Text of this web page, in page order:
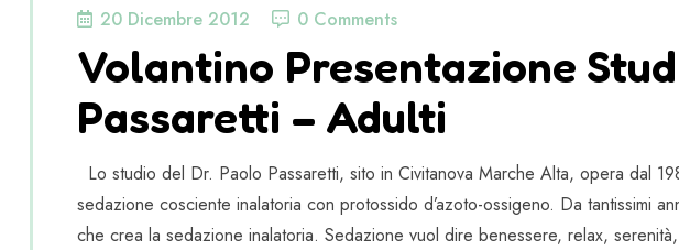
20 Dicembre 2012 0 Comments
Volantino Presentazione
Passaretti – Adulti
Lo studio del Dr. Paolo Passaretti, sito in Civitanova Marche Alta, opera dal
sedazione cosciente inalatoria con protossido d’azoto-ossigeno. Da tantissimi
che crea la sedazione inalatoria. Sedazione vuol dire benessere, relax,